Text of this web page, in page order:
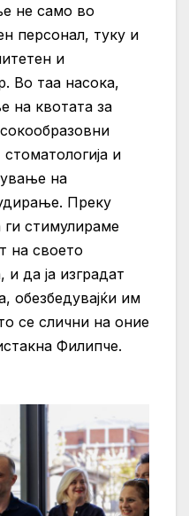
не само во
персонал, туку и
и
Во таа насока,
на квотата за
и
на
Преку
стимулираме
на своето
да ја изградат
обезбедувајќи им
се слични на оние
Филипче.